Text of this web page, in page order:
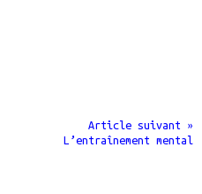
Article suivant »
L’entraînement mental